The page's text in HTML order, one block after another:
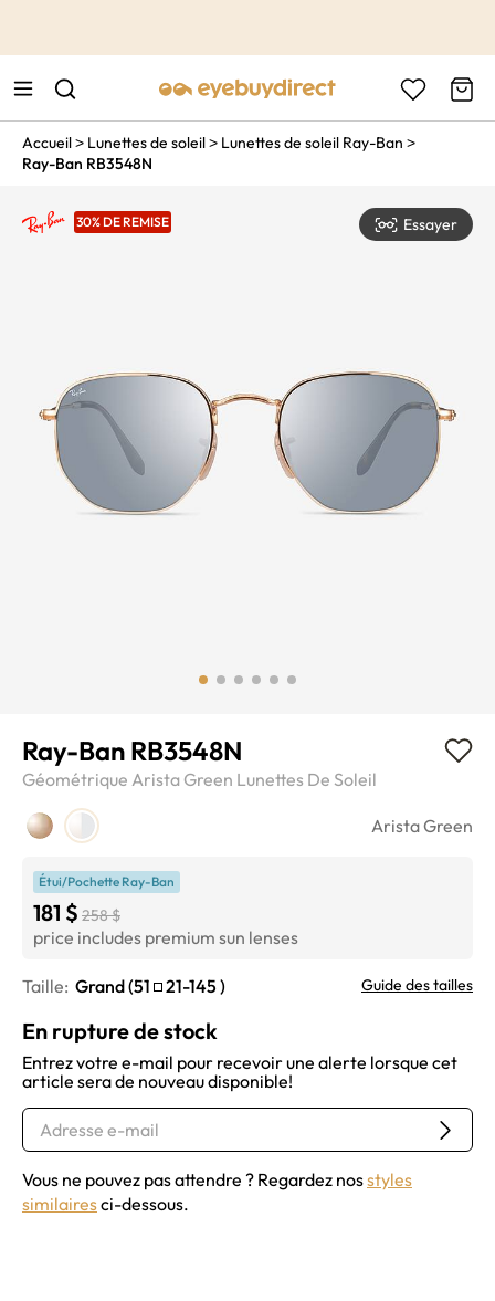
Accueil> Lunettes de soleil> Lunettes de soleil Ray-Ban >
Ray-Ban RB3548N
30% DE REMISE Essayer
Ray-Ban RB3548N
Géométrique Arista Green Lunettes De Soleil
Arista Green
Étui/Pochette Ray-Ban
181 $ 258 $
price includes premium sun lenses
Taille: Grand (51 21-145) Guide des tailles
En rupture de stock
Entrez votre e-mail pour recevoir une alerte lorsque cet
article sera de nouveau disponible!
Vous ne pouvez pas attendre ? Regardez nosstyles
similairesci-dessous.